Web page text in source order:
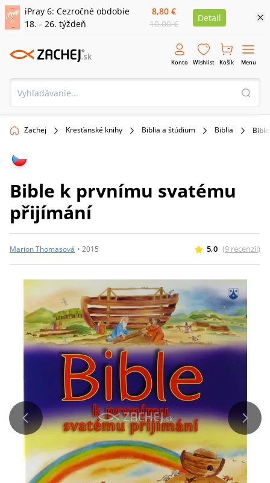
iPray 6: Cezročné obdobie
18. - 26. týždeň
8,80 €
10,00 €
Detail
Konto Wishlist Košík Menu
Zachej Kresťanské knihy Biblia a štúdium Biblia
Bible k prvnímu svatému
přijímání
Marion Thomasová • 2015 5,0 (9 recenzií)